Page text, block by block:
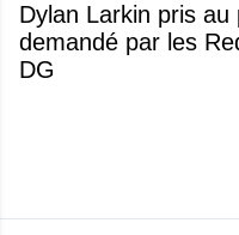
Dylan Larkin pris
demandé par les
DG